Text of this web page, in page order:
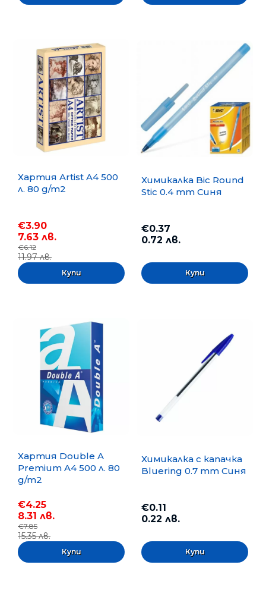
Хартия Artist A4 500
л. 80 g/m2
€3.90
7.63 лв.
€6.12
11.97 лв.
Химикалка Bic Round
Stic 0.4 mm Синя
€0.37
0.72 лв.
Хартия Double A
Premium A4 500 л. 80
g/m2
€4.25
8.31 лв.
€7.85
15.35 лв.
Химикалка с капачка
Bluering 0.7 mm Синя
€0.11
0.22 лв.